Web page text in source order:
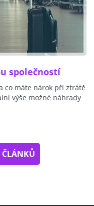
společností
co máte nárok při ztrátě
výše možné náhrady
ČLÁNKŮ